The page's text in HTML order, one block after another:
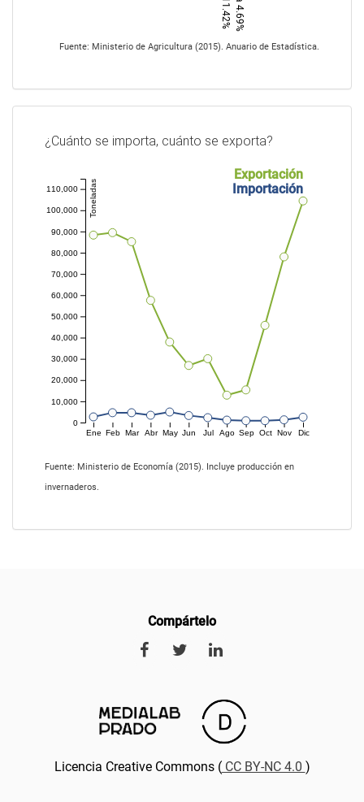
Fuente: Ministerio de Agricultura (2015). Anuario de Estadística.
¿Cuánto se importa, cuánto se exporta?
Ene Feb Mar Abr May Jun Jul Ago Sep Oct Nov Dic
0
10,000
20,000
30,000
40,000
50,000
60,000
70,000
80,000
90,000
100,000
110,000 Toneladas Importación
Exportación
Fuente: Ministerio de Economía (2015). Incluye producción en
invernaderos.
Compártelo
Licencia Creative Commons (CC BY-NC 4.0 )